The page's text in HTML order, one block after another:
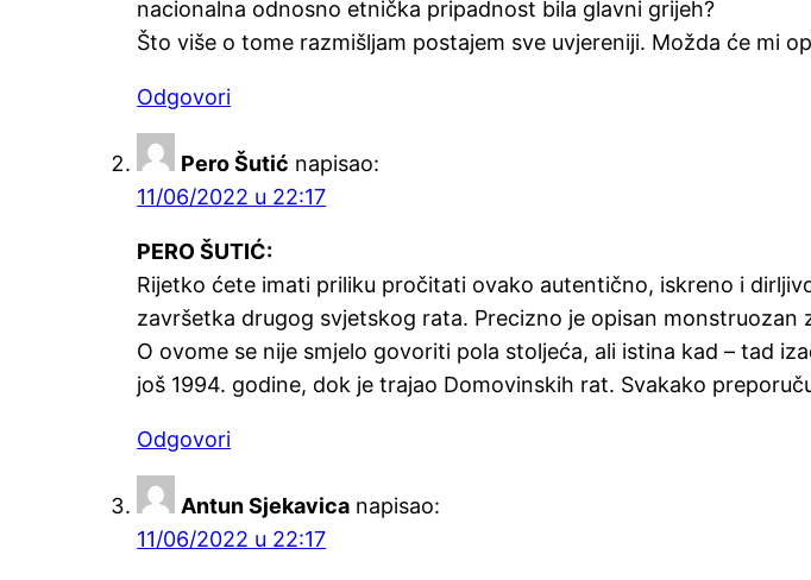
nacionalna odnosno etnička pripadnost bila glavni grijeh?
Što više o tome razmišljam postajem sve uvjereniji. Možda će mi
Odgovori
Pero Šutić napisao:
11/06/2022 u 22:17
PERO ŠUTIĆ:
Rijetko ćete imati priliku pročitati ovako autentično, iskreno i
završetka drugog svjetskog rata. Precizno je opisan
O ovome se nije smjelo govoriti pola stoljeća, ali istina kad – tad
još 1994. godine, dok je trajao Domovinskih rat. Svakako
Odgovori
Antun Sjekavica napisao:
11/06/2022 u 22:17